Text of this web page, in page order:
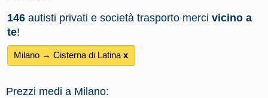
146 autisti privati e società trasporto merci vicino a
te!
Milano → Cisterna di Latina х
Prezzi medi a Milano: